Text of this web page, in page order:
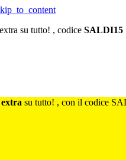
su tutto! , codice SALDI15
su tutto! , con il codice